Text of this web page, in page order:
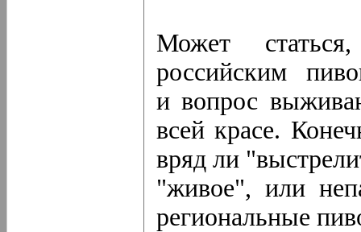
Может
российским
и вопрос
всей красе.
вряд ли
"живое", или
региональные